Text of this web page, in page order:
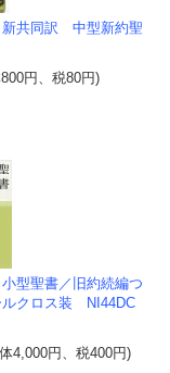
新共同訳 中型新約聖
円、税80円)
型聖書／旧約続編つ
クロス装 NI44DC
4,000円、税400円)